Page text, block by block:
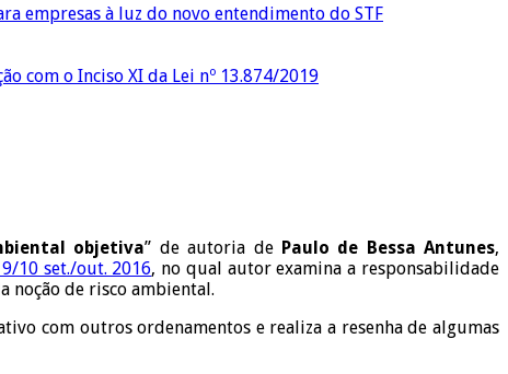
empresas à luz do novo entendimento do STF
com o Inciso XI da Lei nº 13.874/2019
objetiva” de autoria de Paulo de Bessa Antunes,
9/10 set./out. 2016, no qual autor examina a responsabilidade
noção de risco ambiental.
com outros ordenamentos e realiza a resenha de algumas